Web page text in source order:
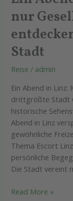
nur
Stadt
Reise / admin
Ein Abend in
drittgrößte Stadt
historische
Abend in Linz
gewöhnliche
Thema Escort
persönliche
Die Stadt vereint
Read More »